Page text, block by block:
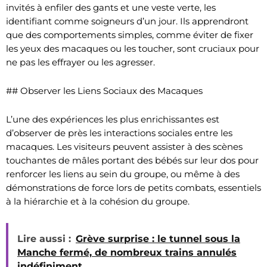
invités à enfiler des gants et une veste verte, les
identifiant comme soigneurs d’un jour. Ils apprendront
que des comportements simples, comme éviter de fixer
les yeux des macaques ou les toucher, sont cruciaux pour
ne pas les effrayer ou les agresser.
## Observer les Liens Sociaux des Macaques
L’une des expériences les plus enrichissantes est
d’observer de près les interactions sociales entre les
macaques. Les visiteurs peuvent assister à des scènes
touchantes de mâles portant des bébés sur leur dos pour
renforcer les liens au sein du groupe, ou même à des
démonstrations de force lors de petits combats, essentiels
à la hiérarchie et à la cohésion du groupe.
Lire aussi : Grève surprise : le tunnel sous la
Manche fermé, de nombreux trains annulés